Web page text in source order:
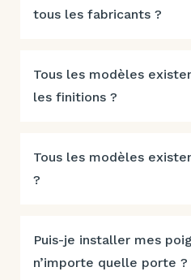
tous les fabricants ?
Tous les modèles
les finitions ?
Tous les modèles
?
Puis-je installer mes
n’importe quelle porte ?